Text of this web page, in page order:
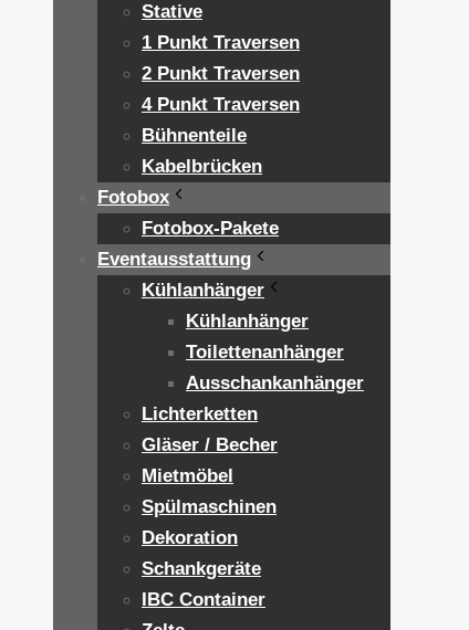
Stative
1 Punkt Traversen
2 Punkt Traversen
4 Punkt Traversen
Bühnenteile
Kabelbrücken
Fotobox
Fotobox-Pakete
Eventausstattung
Kühlanhänger
Kühlanhänger
Toilettenanhänger
Ausschankanhänger
Lichterketten
Gläser / Becher
Mietmöbel
Spülmaschinen
Dekoration
Schankgeräte
IBC Container